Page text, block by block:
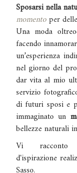
Sposarsi nella
momentoper
Una moda
facendo
un’esperienza
nel giorno del
dar vita al mio
servizio
di futuri sposi e
immaginato un
bellezze naturali
Vi
d'ispirazione